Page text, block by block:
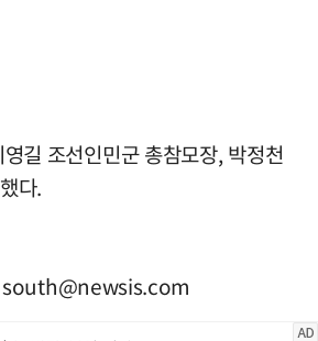
길 조선인민군 총참모장, 박정천
다.
south@newsis.com